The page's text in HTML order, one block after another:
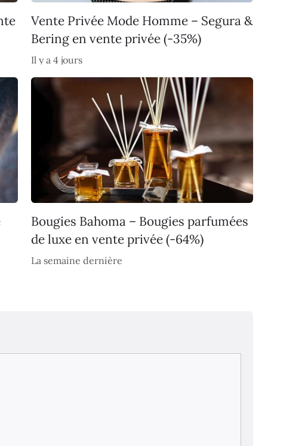
Vente Privée Mode Homme – Segura &
Bering en vente privée (-35%)
Il y a 4 jours
Bougies Bahoma – Bougies parfumées
de luxe en vente privée (-64%)
La semaine dernière